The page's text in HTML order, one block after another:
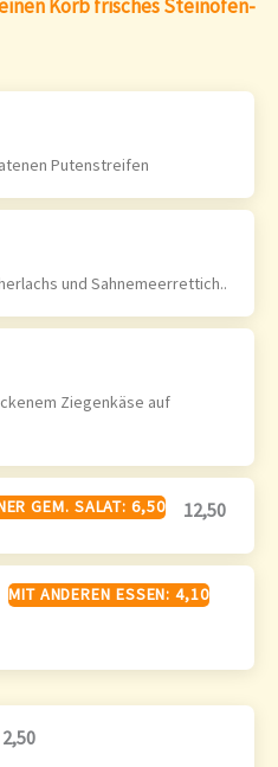
Korb frisches Steinofen-
Putenstreifen
und Sahnemeerrettich..
Ziegenkäse auf
GEM. SALAT: 6,50 12,50
MIT ANDEREN ESSEN: 4,10
2,50